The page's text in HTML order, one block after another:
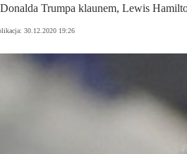
Trumpa klaunem, Lewis
30.12.2020 19:26